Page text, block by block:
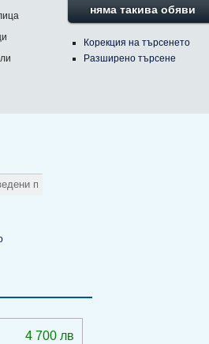
няма такива обяви
Корекция на търсенето
Разширено търсене
4 700 лв